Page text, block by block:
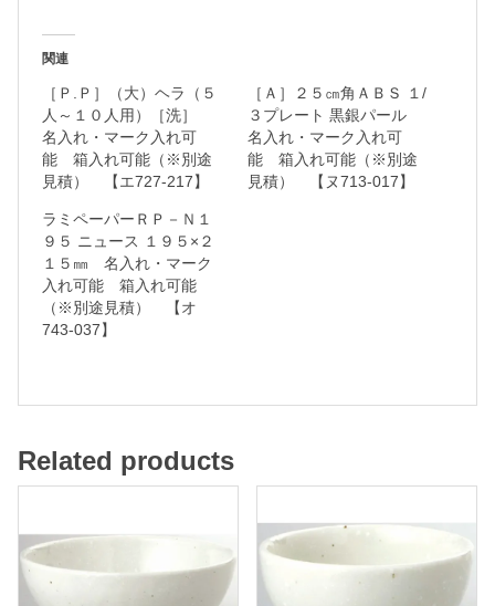
能
入
れ
関連
［Ｐ.Ｐ］（大）ヘラ（５
人～１０人用）［洗］
名入れ・マーク入れ可
能 箱入れ可能（※別途
見積） 【エ727-217】
［Ａ］２５㎝角ＡＢＳ １/
３プレート 黒銀パール
名入れ・マーク入れ可
能 箱入れ可能（※別途
見積） 【ヌ713-017】
ラミペーパーＲＰ－Ｎ１
９５ ニュース １９５×２
１５㎜ 名入れ・マーク
入れ可能 箱入れ可能
（※別途見積） 【オ
743-037】
Related products